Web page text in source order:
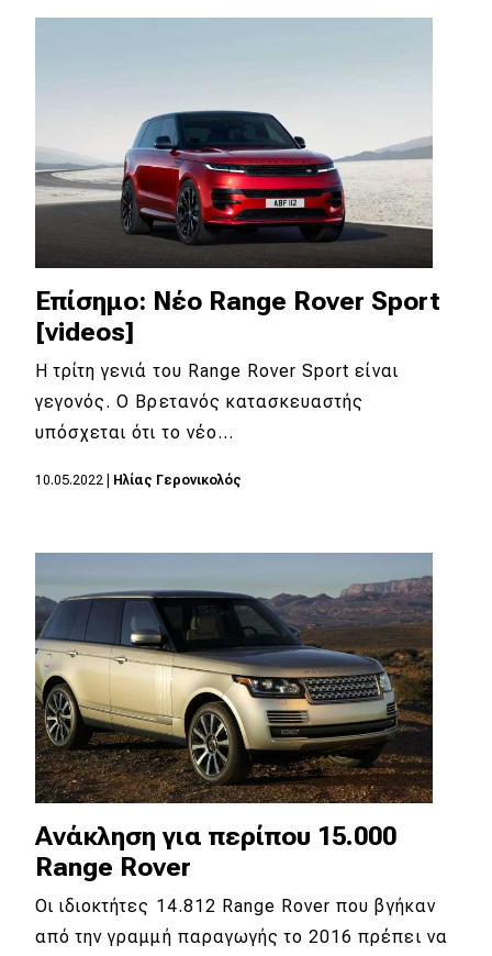
Τεχνολογία
Mobility
Σταθμοί φόρτισης
Classic
Νέα
Παρουσιάσεις
Οδηγός αγοράς
Συμβουλές
Χρηστικά
Συμβουλές
ΚΤΕΟ
Οδική βοήθεια
Eπίσημο: Nέο Range Rover Sport
[videos]
Η τρίτη γενιά του Range Rover Sport είναι
γεγονός. Ο Βρετανός κατασκευαστής
υπόσχεται ότι το νέο…
10.05.2022 Ηλίας Γερονικολός
Ανάκληση για περίπου 15.000
Range Rover
Οι ιδιοκτήτες 14.812 Range Rover που βγήκαν
από την γραμμή παραγωγής το 2016 πρέπει να